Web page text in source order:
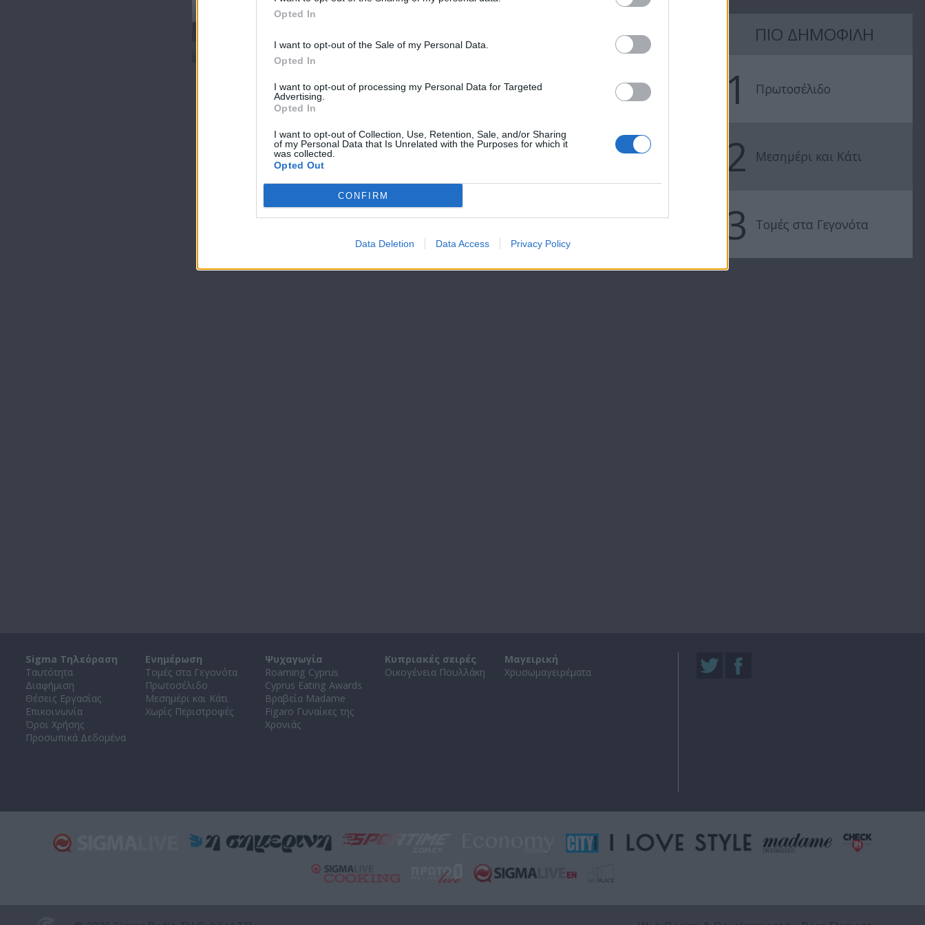
Opted In
I want to opt-out of the Sale of my Personal Data.
Opted In
I want to opt-out of processing my Personal Data for Targeted
Advertising.
Opted In
I want to opt-out of Collection, Use, Retention, Sale, and/or Sharing
of my Personal Data that Is Unrelated with the Purposes for which it
was collected.
Opted Out
CONFIRM
Data Deletion Data Access Privacy Policy
Γειτόνοι (5ος
Βουράτε
κύκλος) Επ.14
Γειτόνοι (5ος
κύκλος) Επ.12
Γειτόνοι
κύκλος)
ΠΙΟ ΔΗΜΟΦΙΛΗ
1 Πρωτοσέλιδο
2 Μεσημέρι και Κάτι
3 Τομές στα Γεγονότα
Sigma Τηλεόραση
Ταυτότητα
Διαφήμιση
Θέσεις Εργασίας
Επικοινωνία
Όροι Χρήσης
Προσωπικά Δεδομένα
Ενημέρωση
Τομές στα Γεγονότα
Πρωτοσέλιδο
Μεσημέρι και Κάτι
Χωρίς Περιστροφές
Ψυχαγωγία
Roaming Cyprus
Cyprus Eating Awards
Βραβεία Madame
Figaro Γυναίκες της
Χρονιάς
Κυπριακές σειρές
Οικογένεια Πουλλάκη
Μαγειρική
Χρυσωμαγειρέματα